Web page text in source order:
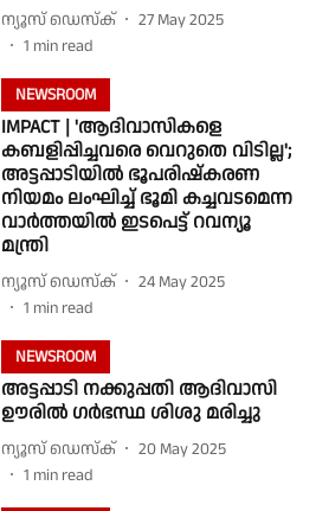
ന്യൂസ് ഡെസ്ക്
27 May 2025
1 min read
NEWSROOM
IMPACT | 'ആദിവാസികളെ
കബളിപ്പിച്ചവരെ വെറുതെ വിടില്ല';
അട്ടപ്പാടിയിൽ ഭൂപരിഷ്കരണ
നിയമം ലംഘിച്ച് ഭൂമി കച്ചവടമെന്ന
വാർത്തയിൽ ഇടപെട്ട് റവന്യൂ
മന്ത്രി
ന്യൂസ് ഡെസ്ക്
24 May 2025
1 min read
NEWSROOM
അട്ടപ്പാടി നക്കുപ്പതി ആദിവാസി
ഊരിൽ ഗർഭസ്ഥ ശിശു മരിച്ചു
ന്യൂസ് ഡെസ്ക്
20 May 2025
1 min read